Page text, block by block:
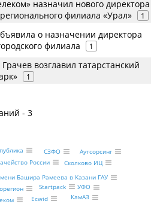
назначил нового директора
филиала «Урал»
1
о назначении директора
филиала
1
возглавил татарстанский
1
- 3
Ecwid
Startpack
Башира Рамеева в Казани ГАУ
КамАЗ
Сколково ИЦ
России
Аутсорсинг
СЗФО
УФО